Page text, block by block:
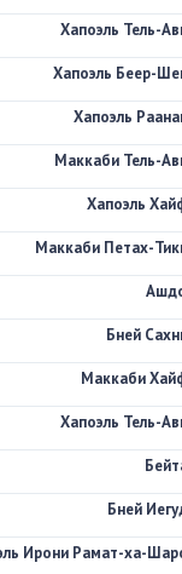
Хапоэль Тель-
Хапоэль Беер-
Хапоэль
Маккаби Тель-
Хапоэль
Маккаби Петах-
Бней
Маккаби
Хапоэль Тель-
Бней
Ирони Рамат-ха-